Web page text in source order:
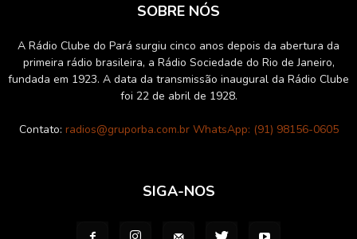
SOBRE NÓS
A Rádio Clube do Pará surgiu cinco anos depois da abertura da
primeira rádio brasileira, a Rádio Sociedade do Rio de Janeiro,
fundada em 1923. A data da transmissão inaugural da Rádio Clube
foi 22 de abril de 1928.
Contato: radios@gruporba.com.br WhatsApp: (91) 98156-0605
SIGA-NOS